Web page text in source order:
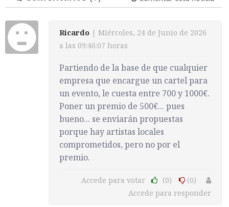
Ricardo | Miércoles, 24 de Junio de 2026
a las 09:46:07 horas
Partiendo de la base de que cualquier
empresa que encargue un cartel para
un evento, le cuesta entre 700 y 1000€.
Poner un premio de 500€... pues
bueno... se enviarán propuestas
porque hay artistas locales
comprometidos, pero no por el
premio.
Accede para votar (0)
(0)
Accede para responder